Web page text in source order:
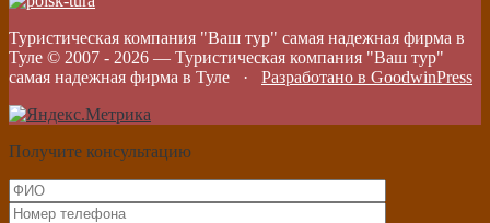
Туристическая компания "Ваш тур" самая надежная фирма в
Туле © 2007 - 2026 — Туристическая компания "Ваш тур"
самая надежная фирма в Туле · Разработано в GoodwinPress
Получите консультацию